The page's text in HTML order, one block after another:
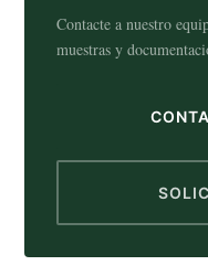
Contacte a nuestro
muestras y